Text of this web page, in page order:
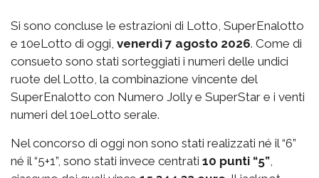
Si sono concluse le estrazioni di Lotto, SuperEnalotto
e 10eLotto di oggi, venerdì 7 agosto 2026. Come di
consueto sono stati sorteggiati i numeri delle undici
ruote del Lotto, la combinazione vincente del
SuperEnalotto con Numero Jolly e SuperStar e i venti
numeri del 10eLotto serale.
Nel concorso di oggi non sono stati realizzati né il “6”
né il “5+1”, sono stati invece centrati 10 punti “5”,